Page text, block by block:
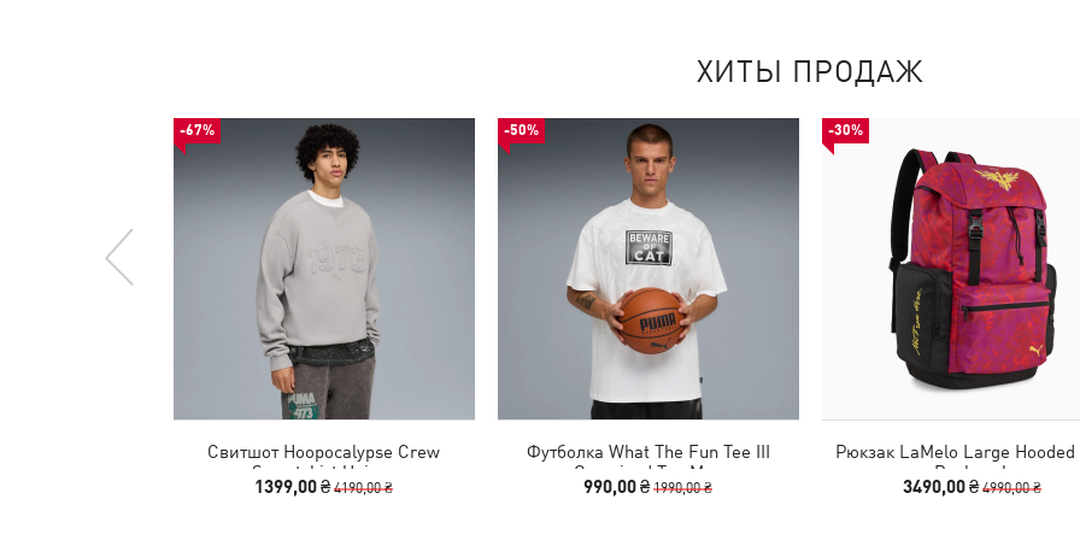
ХИТЫ ПРОДАЖ
-67%
Свитшот Hoopocalypse Crew
Sweatshirt Unisex
1399,00 ₴4190,00 ₴
-50%
Футболка What The Fun Tee III
Oversized Tee Men
990,00 ₴1990,00 ₴
-30%
Рюкзак LaMelo Large Hooded
Backpack
3490,00 ₴4990,00 ₴